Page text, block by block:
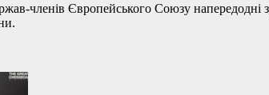
членів Європейського Союзу напередодні